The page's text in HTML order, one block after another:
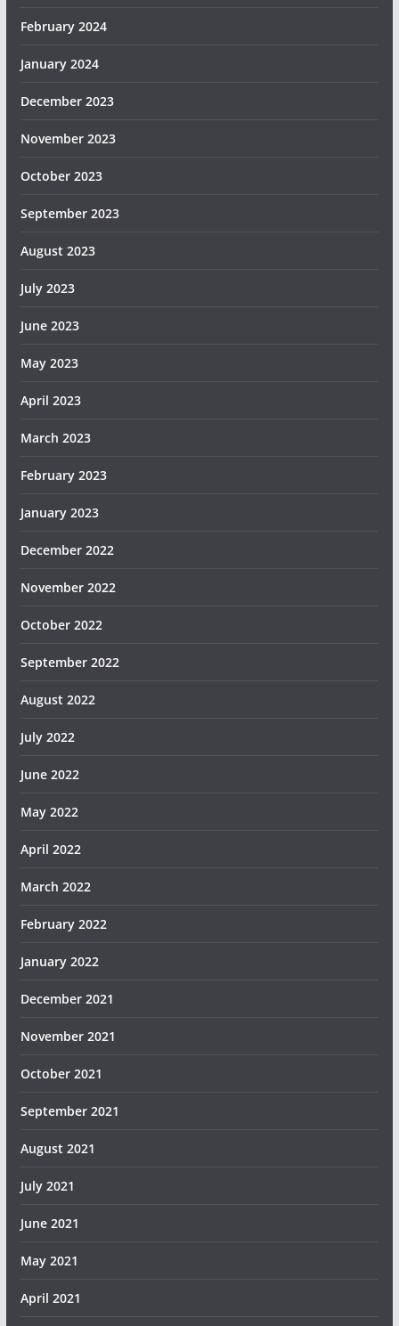
February 2024
January 2024
December 2023
November 2023
October 2023
September 2023
August 2023
July 2023
June 2023
May 2023
April 2023
March 2023
February 2023
January 2023
December 2022
November 2022
October 2022
September 2022
August 2022
July 2022
June 2022
May 2022
April 2022
March 2022
February 2022
January 2022
December 2021
November 2021
October 2021
September 2021
August 2021
July 2021
June 2021
May 2021
April 2021